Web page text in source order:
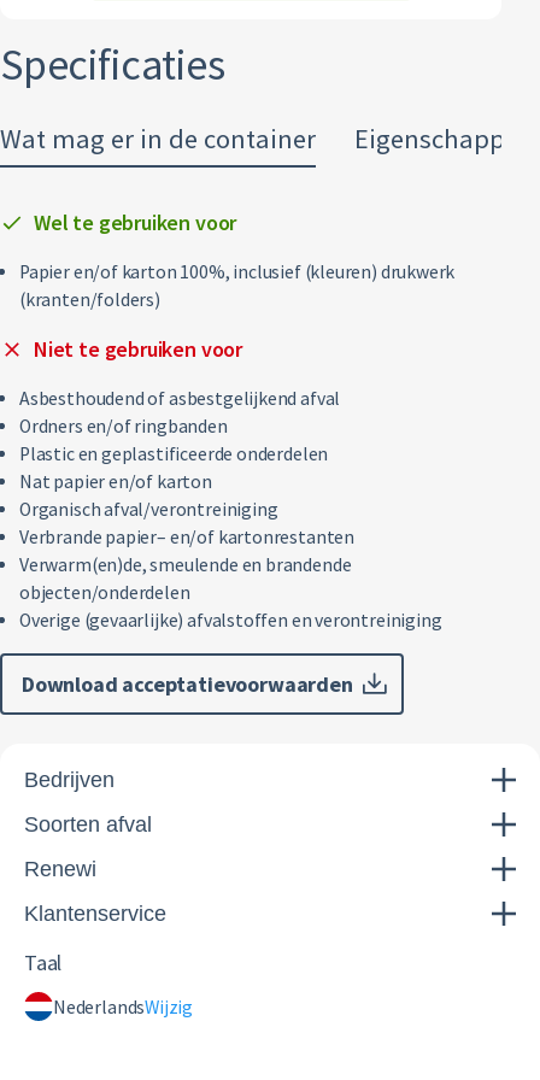
Alle soorten afval
Specificaties
Wat mag er in de container Eigenschappen
Wel te gebruiken voor
Papier en/of karton 100%, inclusief (kleuren) drukwerk
(kranten/folders)
Niet te gebruiken voor
Asbesthoudend of asbestgelijkend afval
Ordners en/of ringbanden
Plastic en geplastificeerde onderdelen
Nat papier en/of karton
Organisch afval/verontreiniging
Verbrande papier– en/of kartonrestanten
Verwarm(en)de, smeulende en brandende
objecten/onderdelen
Overige (gevaarlijke) afvalstoffen en verontreiniging
Download acceptatievoorwaarden
Bedrijven
Soorten afval
Renewi
Klantenservice
Taal
NederlandsWijzig